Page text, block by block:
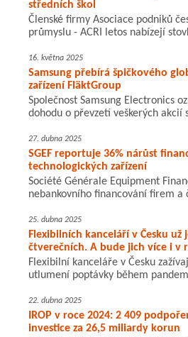
středních škol
Členské firmy Asociace podniků
průmyslu - ACRI letos nabízejí
16. května 2025
Samsung přebírá špičkového
zařízení FläktGroup
Společnost Samsung Electronics
dohodu o převzetí veškerých akcií
27. dubna 2025
SGEF reportuje 36% nárůst
technologických zařízení
Société Générale Equipment
nebankovního financování firem a
25. dubna 2025
Flexibilních kanceláří v Česku už
čtverečních. A bude jich více i v
Flexibilní kanceláře v Česku
utlumení poptávky během
22. dubna 2025
IROP v roce 2024: 2 409
investice za 26,5 miliardy korun